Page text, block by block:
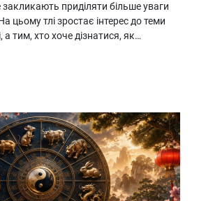
закликають приділяти більше уваги
цьому тлі зростає інтерес до теми
а тим, хто хоче дізнатися, як…